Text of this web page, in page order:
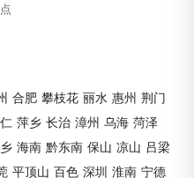
合肥 攀枝花 丽水 惠州 荆门
萍乡 长治 漳州 乌海 菏泽
海南 黔东南 保山 凉山 吕梁
平顶山 百色 深圳 淮南 宁德